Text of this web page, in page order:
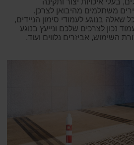
משתלמים מהיבואן לצרכן.
שאלה בנוגע לעמודי סימון הניידים,
נכון לצרכים שלכם ונייעץ בנוגע
השימוש, אביזרים נלווים ועוד.